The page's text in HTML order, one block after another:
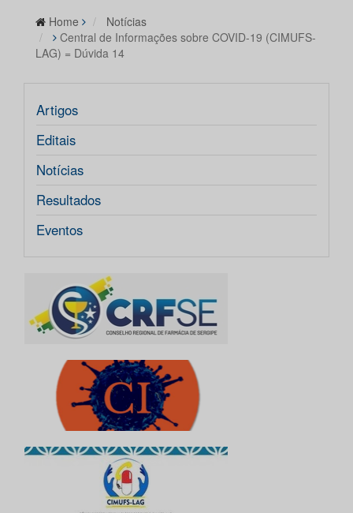
Home
Notícias
Central de Informações sobre COVID-19 (CIMUFS-
LAG) = Dúvida 14
Artigos
Editais
Notícias
Resultados
Eventos